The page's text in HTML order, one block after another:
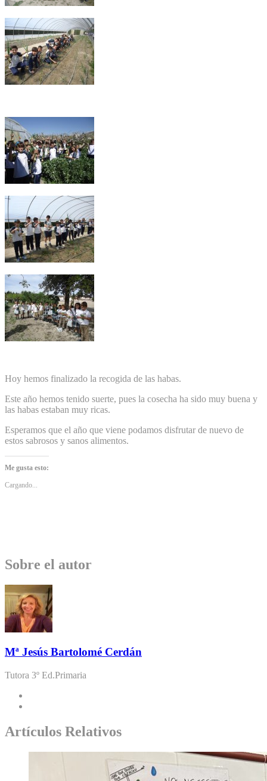
Hoy hemos finalizado la recogida de las habas.
Este año hemos tenido suerte, pues la cosecha ha sido muy buena y
las habas estaban muy ricas.
Esperamos que el año que viene podamos disfrutar de nuevo de
estos sabrosos y sanos alimentos.
Me gusta esto:
Cargando...
Sobre el autor
Mª Jesús Bartolomé Cerdán
Tutora 3º Ed.Primaria
Artículos Relativos